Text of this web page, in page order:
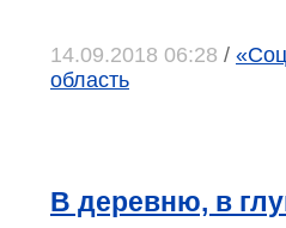
14.09.2018 06:28 /
область
В деревню, в